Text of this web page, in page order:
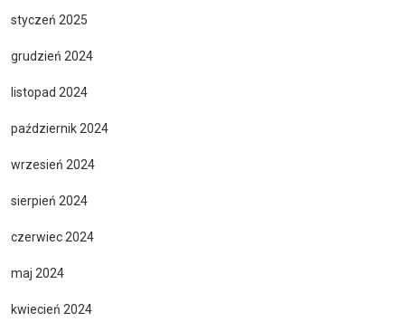
styczeń 2025
grudzień 2024
listopad 2024
październik 2024
wrzesień 2024
sierpień 2024
czerwiec 2024
maj 2024
kwiecień 2024